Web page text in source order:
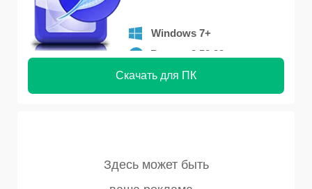
Windows 7+
Версия 2.53.23
Скачать для ПК